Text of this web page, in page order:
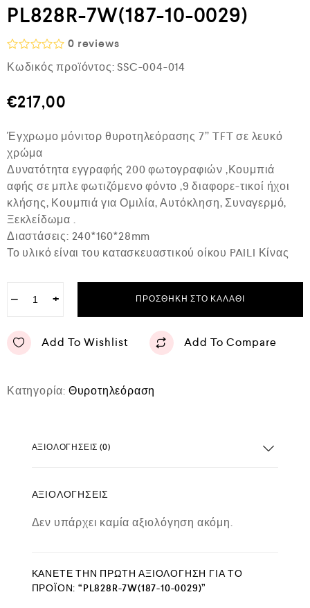
PL828R-7W(187-10-0029)
Β
α
μ
ο
γ
ή
θ
η
κ
ε
μ
ε
0
α
π
0 reviews
Κωδικός προϊόντος: SSC-004-014
€217,00
Έγχρωμο μόνιτορ θυροτηλεόρασης 7’’ TFT σε λευκό
χρώμα
Δυνατότητα εγγραφής 200 φωτογραφιών ,Κουμπιά
αφής σε μπλε φωτιζόμενο φόντο ,9 διαφορε-τικοί ήχοι
κλήσης, Κουμπιά για Ομιλία, Αυτόκληση, Συναγερμό,
Ξεκλείδωμα .
Διαστάσεις: 240*160*28mm
Το υλικό είναι του κατασκευαστικού οίκου PAILI Κίνας
− + ΠΡΟΣΘΉΚΗ ΣΤΟ ΚΑΛΆΘΙ
Add To Wishlist Add To Compare
Κατηγορία: Θυροτηλεόραση
ΑΞΙΟΛΟΓΉΣΕΙΣ (0)
ΑΞΙΟΛΟΓΉΣΕΙΣ
Δεν υπάρχει καμία αξιολόγηση ακόμη.
ΚΆΝΕΤΕ ΤΗΝ ΠΡΏΤΗ ΑΞΙΟΛΌΓΗΣΗ ΓΙΑ ΤΟ
ΠΡΟΪΌΝ: “PL828R-7W(187-10-0029)”